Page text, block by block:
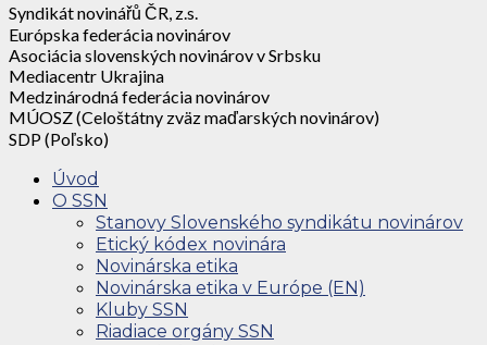
Syndikát novinářů ČR, z.s.
Európska federácia novinárov
Asociácia slovenských novinárov v Srbsku
Mediacentr Ukrajina
Medzinárodná federácia novinárov
MÚOSZ (Celoštátny zväz maďarských novinárov)
SDP (Poľsko)
Úvod
O SSN
Stanovy Slovenského syndikátu novinárov
Etický kódex novinára
Novinárska etika
Novinárska etika v Európe (EN)
Kluby SSN
Riadiace orgány SSN